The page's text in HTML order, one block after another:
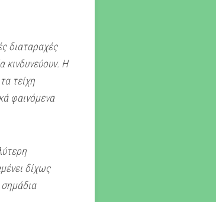
διαταραχές
κινδυνεύουν. Η
τείχη
φαινόμενα
δίχως